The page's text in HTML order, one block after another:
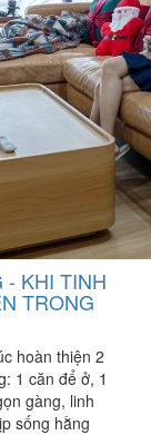
- KHI TINH
TRONG
hoàn thiện 2
1 căn để ở, 1
gàng, linh
sống hằng